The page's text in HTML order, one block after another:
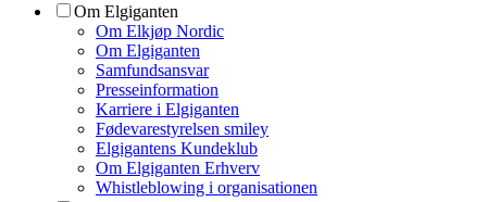
Om Elgiganten
Om Elkjøp Nordic
Om Elgiganten
Samfundsansvar
Presseinformation
Karriere i Elgiganten
Fødevarestyrelsen smiley
Elgigantens Kundeklub
Om Elgiganten Erhverv
Whistleblowing i organisationen